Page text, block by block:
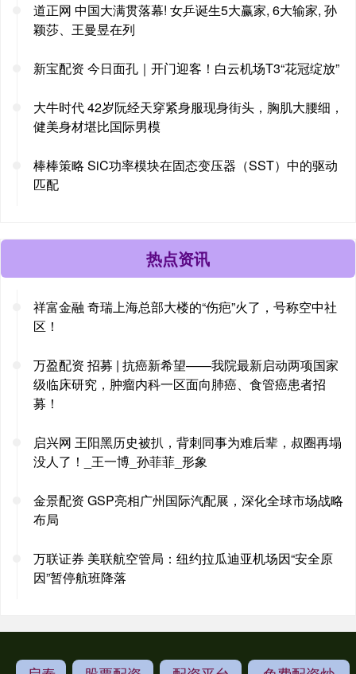
道正网 中国大满贯落幕! 女乒诞生5大赢家, 6大输家, 孙
颖莎、王曼昱在列
新宝配资 今日面孔｜开门迎客！白云机场T3“花冠绽放”
大牛时代 42岁阮经天穿紧身服现身街头，胸肌大腰细，
健美身材堪比国际男模
棒棒策略 SiC功率模块在固态变压器（SST）中的驱动
匹配
热点资讯
祥富金融 奇瑞上海总部大楼的“伤疤”火了，号称空中社
区！
万盈配资 招募 | 抗癌新希望——我院最新启动两项国家
级临床研究，肿瘤内科一区面向肺癌、食管癌患者招
募！
启兴网 王阳黑历史被扒，背刺同事为难后辈，叔圈再塌
没人了！_王一博_孙菲菲_形象
金景配资 GSP亮相广州国际汽配展，深化全球市场战略
布局
万联证券 美联航空管局：纽约拉瓜迪亚机场因“安全原
因”暂停航班降落